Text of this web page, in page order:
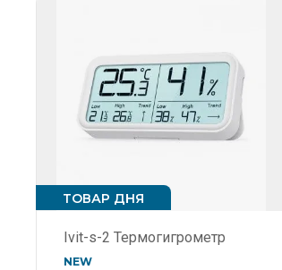
ТОВАР ДНЯ
Ivit-s-2 Термогигрометр
NEW